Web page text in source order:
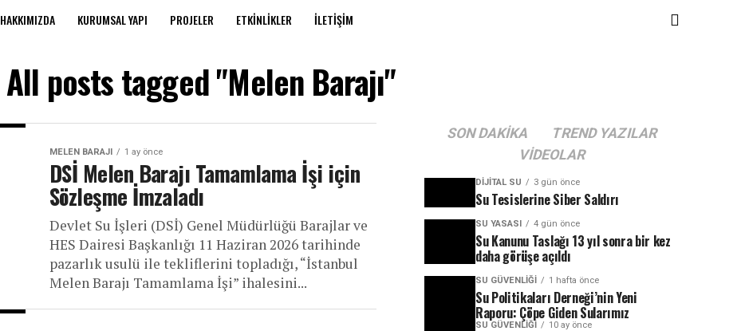
HAKKIMIZDA KURUMSAL YAPI PROJELER ETKINLIKLER İLETIŞIM
All posts tagged "Melen Barajı"
MELEN BARAJI 1 ay önce
DSİ Melen Barajı Tamamlama İşi için
Sözleşme İmzaladı
Devlet Su İşleri (DSİ) Genel Müdürlüğü Barajlar ve
HES Dairesi Başkanlığı 11 Haziran 2026 tarihinde
pazarlık usulü ile tekliflerini topladığı, “İstanbul
Melen Barajı Tamamlama İşi” ihalesini...
SON DAKIKA
TREND YAZILAR
VIDEOLAR
DIJITAL SU 3 gün önce
Su Tesislerine Siber Saldırı
SU YASASI 4 gün önce
Su Kanunu Taslağı 13 yıl sonra bir kez
daha görüşe açıldı
SU GÜVENLIĞI 1 hafta önce
Su Politikaları Derneği’nin Yeni
Raporu: Çöpe Giden Sularımız
SU GÜVENLIĞI 10 ay önce